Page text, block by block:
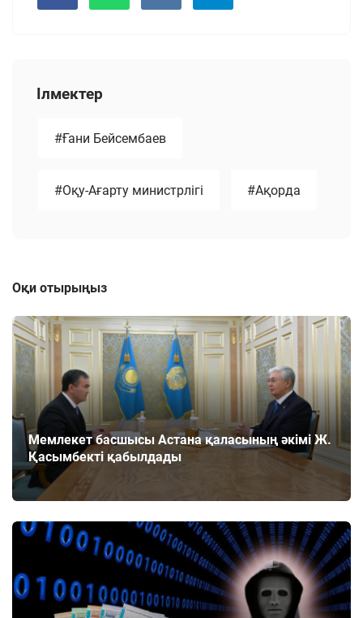
Ілмектер
#Ғани Бейсембаев
#Оқу-Ағарту министрлігі #Ақорда
Оқи отырыңыз
Мемлекет басшысы Астана қаласының әкімі Ж.
Қасымбекті қабылдады